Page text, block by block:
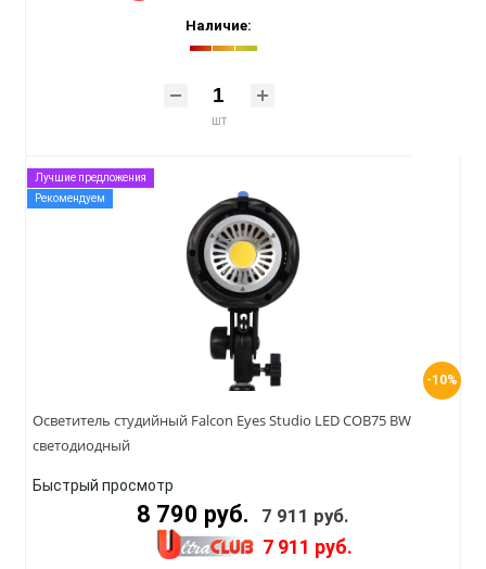
Наличие:
шт
-10%
Лучшие предложения
Рекомендуем
Осветитель студийный Falcon Eyes Studio LED COB75 BW
светодиодный
Быстрый просмотр
8 790 руб. 7 911 руб.
7 911 руб.